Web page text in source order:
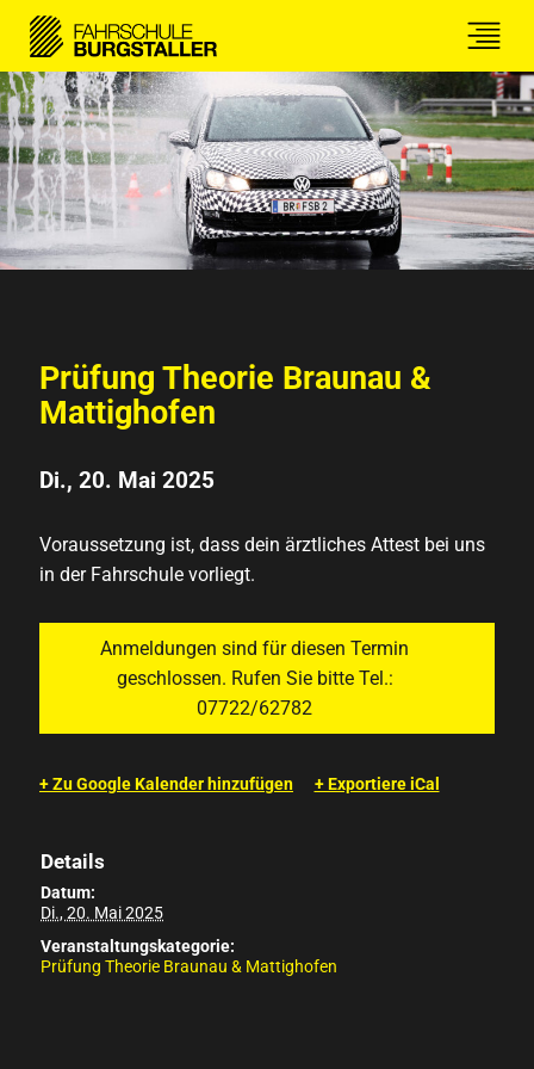
Prüfung Theorie Braunau &
Mattighofen
Di., 20. Mai 2025
Voraussetzung ist, dass dein ärztliches Attest bei uns
in der Fahrschule vorliegt.
Anmeldungen sind für diesen Termin
geschlossen. Rufen Sie bitte Tel.:
07722/62782
+ Zu Google Kalender hinzufügen + Exportiere iCal
Details
Datum:
Di., 20. Mai 2025
Veranstaltungskategorie:
Prüfung Theorie Braunau & Mattighofen